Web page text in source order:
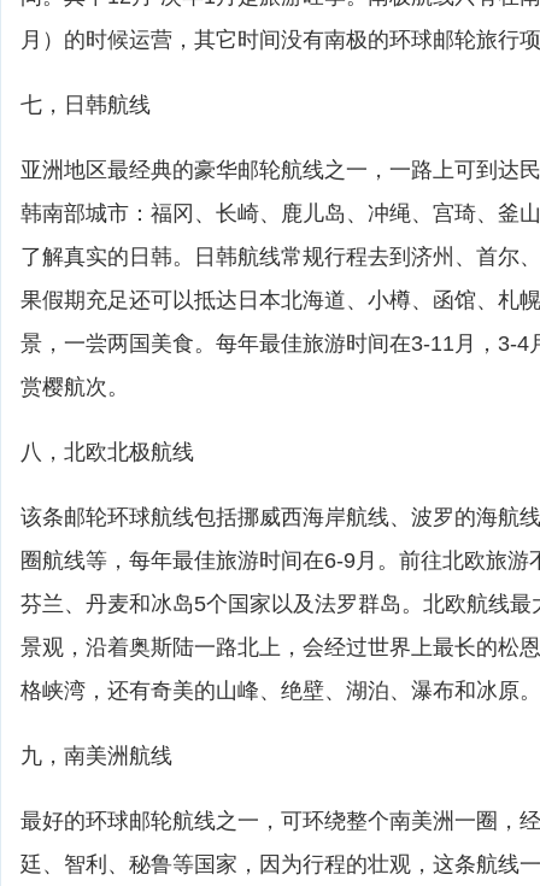
月）的时候运营，其它时间没有南极的环球邮轮旅行
七，日韩航线
亚洲地区最经典的豪华邮轮航线之一，一路上可到达
韩南部城市：福冈、长崎、鹿儿岛、冲绳、宫琦、釜
了解真实的日韩。日韩航线常规行程去到济州、首尔
果假期充足还可以抵达日本北海道、小樽、函馆、札
景，一尝两国美食。每年最佳旅游时间在3-11月，3-4
赏樱航次。
八，北欧北极航线
该条邮轮环球航线包括挪威西海岸航线、波罗的海航
圈航线等，每年最佳旅游时间在6-9月。前往北欧旅游
芬兰、丹麦和冰岛5个国家以及法罗群岛。北欧航线
景观，沿着奥斯陆一路北上，会经过世界上最长的松
格峡湾，还有奇美的山峰、绝壁、湖泊、瀑布和冰原。
九，南美洲航线
最好的环球邮轮航线之一，可环绕整个南美洲一圈，
廷、智利、秘鲁等国家，因为行程的壮观，这条航线